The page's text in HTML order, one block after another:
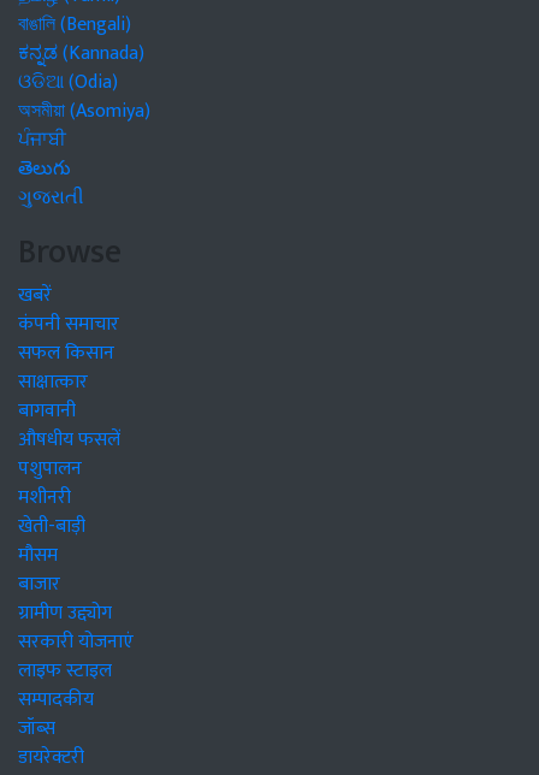
বাঙালি (Bengali)
ಕನ್ನಡ (Kannada)
ଓଡିଆ (Odia)
অসমীয়া (Asomiya)
ਪੰਜਾਬੀ
తెలుగు
ગુજરાતી
Browse
खबरें
कंपनी समाचार
सफल किसान
साक्षात्कार
बागवानी
औषधीय फसलें
पशुपालन
मशीनरी
खेती-बाड़ी
मौसम
बाजार
ग्रामीण उद्द्योग
सरकारी योजनाएं
लाइफ स्टाइल
सम्पादकीय
जॉब्स
डायरेक्टरी